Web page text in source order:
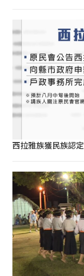
西拉雅族獲民族認